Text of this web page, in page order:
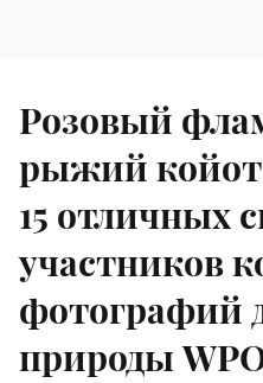
Розовый
рыжий
15 отличных
участников
фотографий
природы